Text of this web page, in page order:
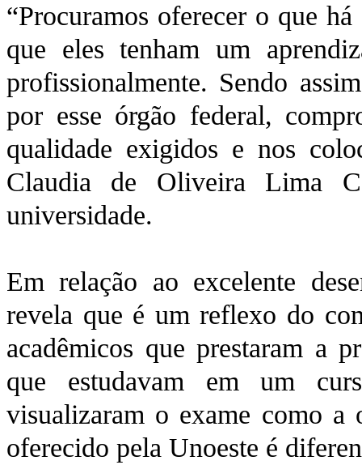
“Procuramos oferecer o que
que eles tenham um
profissionalmente. Sendo
por esse órgão federal,
qualidade exigidos e nos
Claudia de Oliveira Lima
universidade.
Em relação ao excelente
revela que é um reflexo do
acadêmicos que prestaram a
que estudavam em um
visualizaram o exame como a
oferecido pela Unoeste é